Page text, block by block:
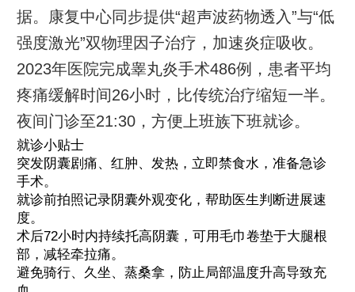
据。康复中心同步提供“超声波药物透入”与“低
强度激光”双物理因子治疗，加速炎症吸收。
2023年医院完成睾丸炎手术486例，患者平均
疼痛缓解时间26小时，比传统治疗缩短一半。
夜间门诊至21:30，方便上班族下班就诊。
就诊小贴士
突发阴囊剧痛、红肿、发热，立即禁食水，准备急诊
手术。
就诊前拍照记录阴囊外观变化，帮助医生判断进展速
度。
术后72小时内持续托高阴囊，可用毛巾卷垫于大腿根
部，减轻牵拉痛。
避免骑行、久坐、蒸桑拿，防止局部温度升高导致充